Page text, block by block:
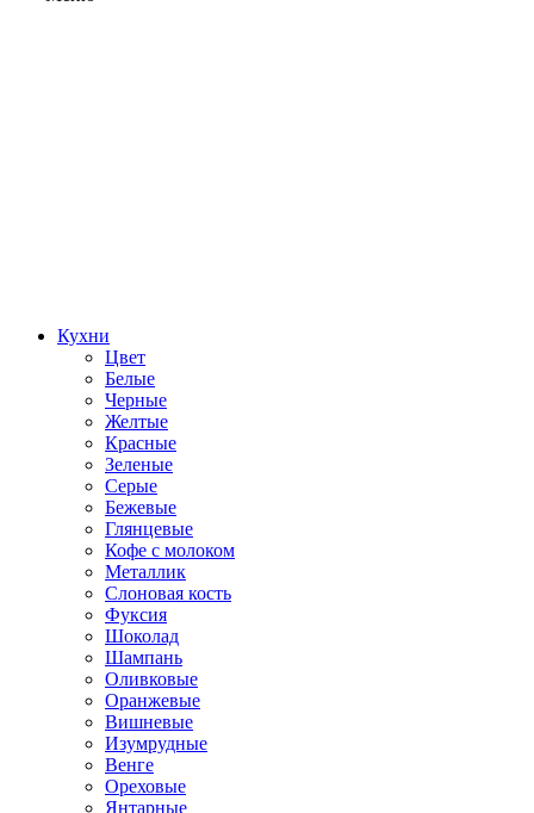
Кухни
Цвет
Белые
Черные
Желтые
Красные
Зеленые
Серые
Бежевые
Глянцевые
Кофе с молоком
Металлик
Слоновая кость
Фуксия
Шоколад
Шампань
Оливковые
Оранжевые
Вишневые
Изумрудные
Венге
Ореховые
Янтарные